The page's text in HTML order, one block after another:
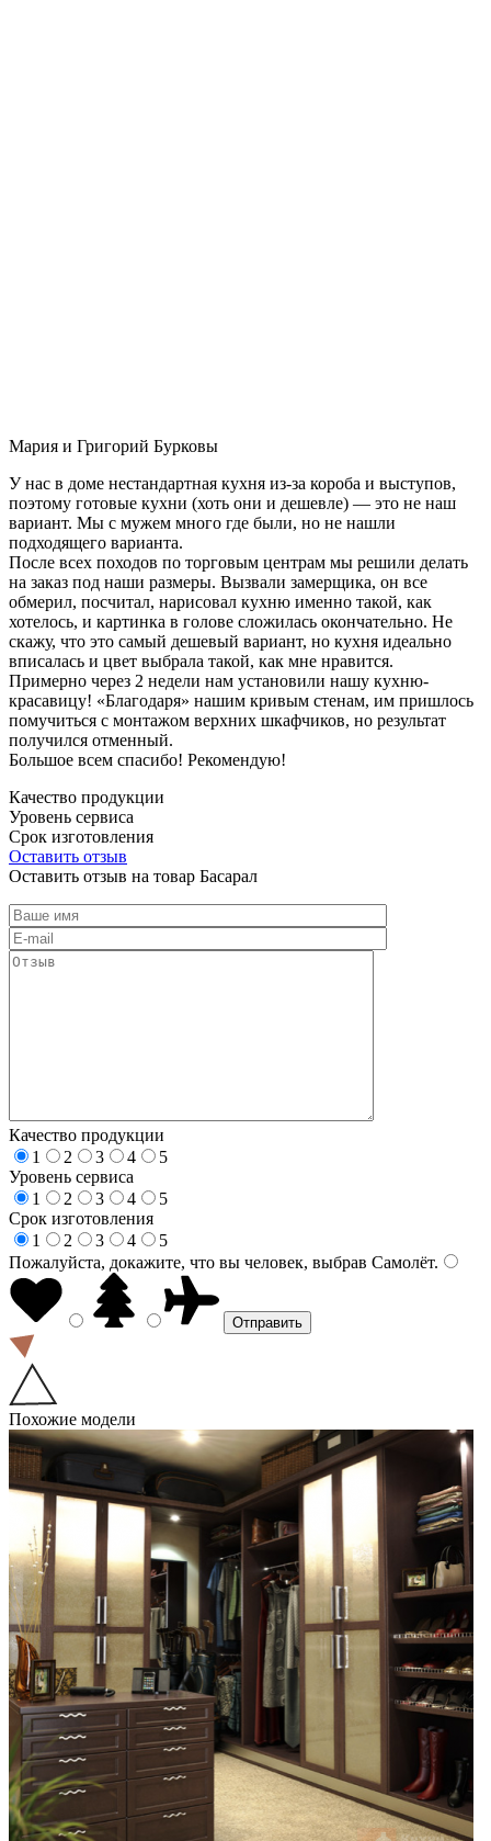
Мария и Григорий Бурковы
У нас в доме нестандартная кухня из-за короба и выступов,
поэтому готовые кухни (хоть они и дешевле) — это не наш
вариант. Мы с мужем много где были, но не нашли
подходящего варианта.
После всех походов по торговым центрам мы решили делать
на заказ под наши размеры. Вызвали замерщика, он все
обмерил, посчитал, нарисовал кухню именно такой, как
хотелось, и картинка в голове сложилась окончательно. Не
скажу, что это самый дешевый вариант, но кухня идеально
вписалась и цвет выбрала такой, как мне нравится.
Примерно через 2 недели нам установили нашу кухню-
красавицу! «Благодаря» нашим кривым стенам, им пришлось
помучиться с монтажом верхних шкафчиков, но результат
получился отменный.
Большое всем спасибо! Рекомендую!
Качество продукции
Уровень сервиса
Срок изготовления
Оставить отзыв
Оставить отзыв на товар Басарал
Качество продукции
1
2 3 4
5
Уровень сервиса
1
2 3 4
5
Срок изготовления
1
2 3 4
5
Пожалуйста, докажите, что вы человек, выбрав Самолёт.
Похожие модели